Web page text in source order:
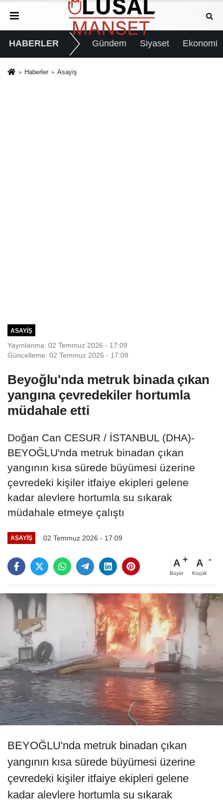
HABERLER Gündem Siyaset Ekonomi
Haberler Asayiş
ASAYIŞ
Yayınlanma: 02 Temmuz 2026 - 17:09
Güncelleme: 02 Temmuz 2026 - 17:09
Beyoğlu'nda metruk binada çıkan
yangına çevredekiler hortumla
müdahale etti
Doğan Can CESUR / İSTANBUL (DHA)-
BEYOĞLU'nda metruk binadan çıkan
yangının kısa sürede büyümesi üzerine
çevredeki kişiler itfaiye ekipleri gelene
kadar alevlere hortumla su sıkarak
müdahale etmeye çalıştı
ASAYIŞ 02 Temmuz 2026 - 17:09
A
Büyüt
A
Küçült
BEYOĞLU'nda metruk binadan çıkan
yangının kısa sürede büyümesi üzerine
çevredeki kişiler itfaiye ekipleri gelene
kadar alevlere hortumla su sıkarak